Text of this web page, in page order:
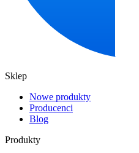
Sklep
Nowe produkty
Producenci
Blog
Produkty